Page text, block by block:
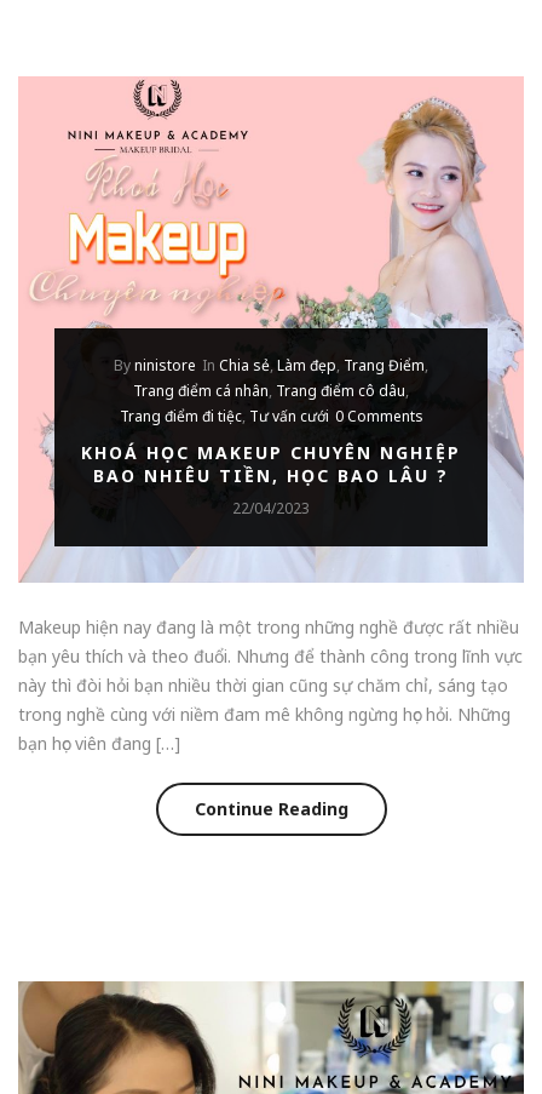
Byninistore In Chia sẻ,Làm đẹp, Trang Điểm,
Trang điểm cá nhân, Trang điểm cô dâu,
Trang điểm đi tiệc, Tư vấn cưới 0 Comments
KHOÁ HỌC MAKEUP CHUYÊN NGHIỆP
BAO NHIÊU TIỀN, HỌC BAO LÂU ?
22/04/2023
Makeup hiện nay đang là một trong những nghề được rất nhiều
bạn yêu thích và theo đuổi. Nhưng để thành công trong lĩnh vực
này thì đòi hỏi bạn nhiều thời gian cũng sự chăm chỉ, sáng tạo
trong nghề cùng với niềm đam mê không ngừng học hỏi. Những
bạn học viên đang […]
Continue Reading